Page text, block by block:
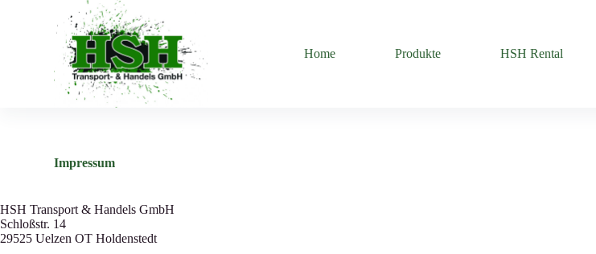
n
g
e
n
Home Produkte HSH Rental
Impressum
HSH Transport & Handels GmbH
Schloßstr. 14
29525 Uelzen OT Holdenstedt